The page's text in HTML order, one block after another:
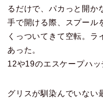
るだけで、パカっと開か
手で開ける際、スプール
くっついてきて空転。ラ
あった。
12や19のエスケープハッ
グリスが馴染んでいない